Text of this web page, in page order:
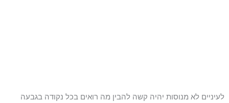
לעיניים לא מנוסות יהיה קשה להבין מה רואים בכל נקודה בגבעה